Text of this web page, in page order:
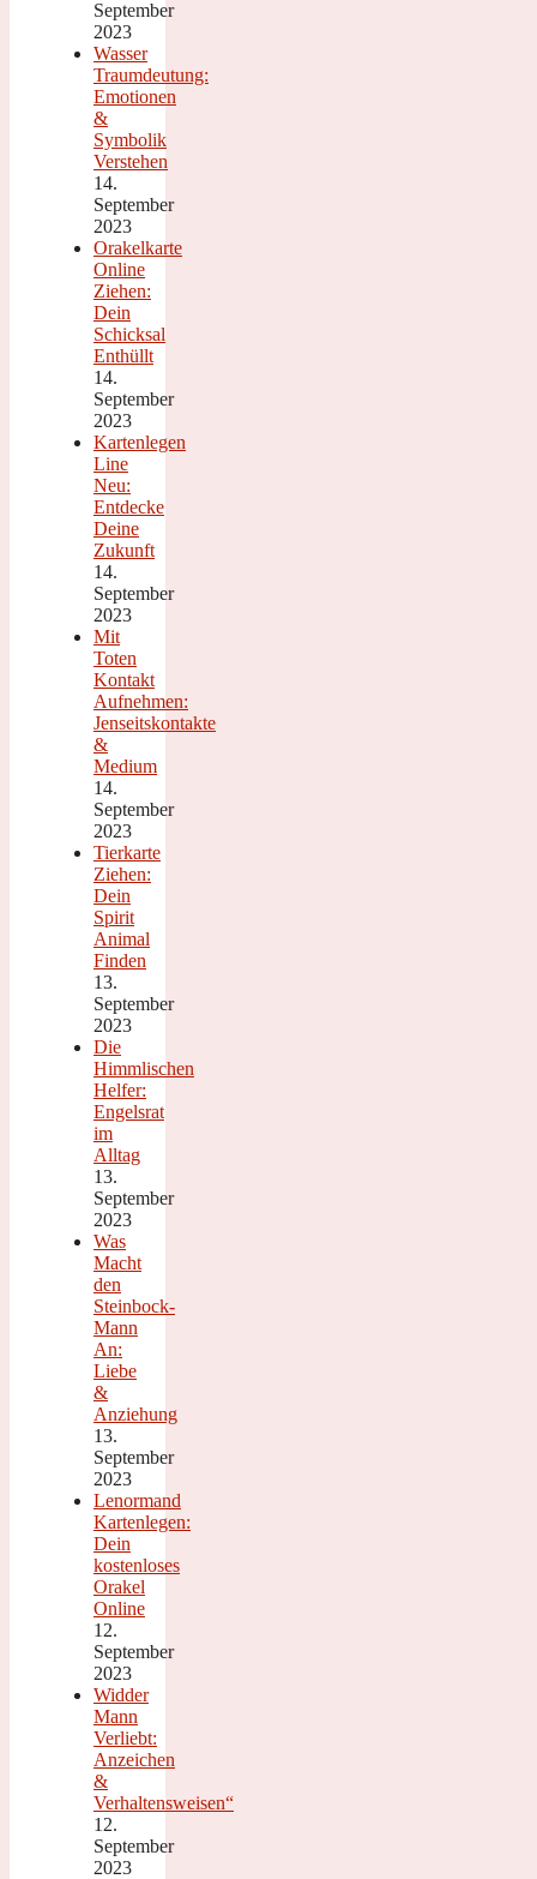
September
2023
Wasser
Traumdeutung:
Emotionen
&
Symbolik
Verstehen
14.
September
2023
Orakelkarte
Online
Ziehen:
Dein
Schicksal
Enthüllt
14.
September
2023
Kartenlegen
Line
Neu:
Entdecke
Deine
Zukunft
14.
September
2023
Mit
Toten
Kontakt
Aufnehmen:
Jenseitskontakte
&
Medium
14.
September
2023
Tierkarte
Ziehen:
Dein
Spirit
Animal
Finden
13.
September
2023
Die
Himmlischen
Helfer:
Engelsrat
im
Alltag
13.
September
2023
Was
Macht
den
Steinbock-
Mann
An:
Liebe
&
Anziehung
13.
September
2023
Lenormand
Kartenlegen:
Dein
kostenloses
Orakel
Online
12.
September
2023
Widder
Mann
Verliebt:
Anzeichen
&
Verhaltensweisen“
12.
September
2023